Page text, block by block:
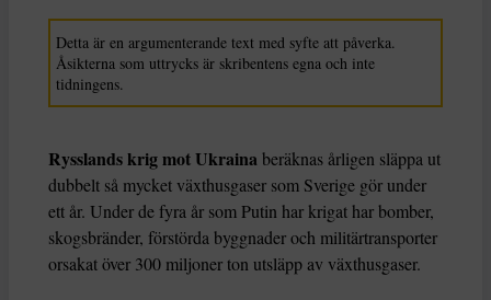
Detta är en argumenterande text med syfte att påverka.
Åsikterna som uttrycks är skribentens egna och inte
tidningens.
Rysslands krig mot Ukrainaberäknas årligen släppa ut
dubbelt så mycket växthusgaser som Sverige gör under
ett år. Under de fyra år som Putin har krigat har bomber,
skogsbränder, förstörda byggnader och militärtransporter
orsakat över 300 miljoner ton utsläpp av växthusgaser.